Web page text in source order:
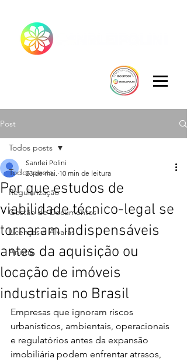
Post
Todos posts
Regularização
Gestão de Documentos
Licenças e Alvarás
Anistia
Todos posts
Por que estudos de
viabilidade técnico-legal se
tornaram indispensáveis
antes da aquisição ou
locação de imóveis
industriais no Brasil
Sanrlei Polini
23 de mai. 10 min de leitura
Empresas que ignoram riscos
urbanísticos, ambientais, operacionais
e regulatórios antes da expansão
imobiliária podem enfrentar atrasos,